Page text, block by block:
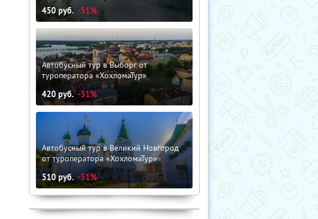
450руб. -51%
Автобусный тур в Выборг от
туроператора «ХохломаТур»
420руб. -51%
Автобусный тур в Великий Новгород
от туроператора «ХохломаТур»
510руб. -51%